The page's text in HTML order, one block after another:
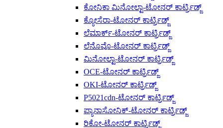
ಕೋನಿಕಾ ಮಿನೋಲ್ಟಾ-ಟೋನರ್ ಕಾರ್ಟ್ರಿಡ್ಜ್
ಕ್ಯೋಸೆರಾ-ಟೋನರ್ ಕಾರ್ಟ್ರಿಡ್ಜ್
ಲೆಮಾರ್ಕ್-ಟೋನರ್ ಕಾರ್ಟ್ರಿಡ್ಜ್
ಲೆನೊವೊ-ಟೋನರ್ ಕಾರ್ಟ್ರಿಡ್ಜ್
ಮಿನೋಲ್ಟಾ-ಟೋನರ್ ಕಾರ್ಟ್ರಿಡ್ಜ್
OCE-ಟೋನರ್ ಕಾರ್ಟ್ರಿಡ್ಜ್
OKI-ಟೋನರ್ ಕಾರ್ಟ್ರಿಡ್ಜ್
P5021cdn-ಟೋನರ್ ಕಾರ್ಟ್ರಿಡ್ಜ್
ಪ್ಯಾನಾಸೋನಿಕ್-ಟೋನರ್ ಕಾರ್ಟ್ರಿಡ್ಜ್
ರಿಕೋ-ಟೋನರ್ ಕಾರ್ಟ್ರಿಡ್ಜ್